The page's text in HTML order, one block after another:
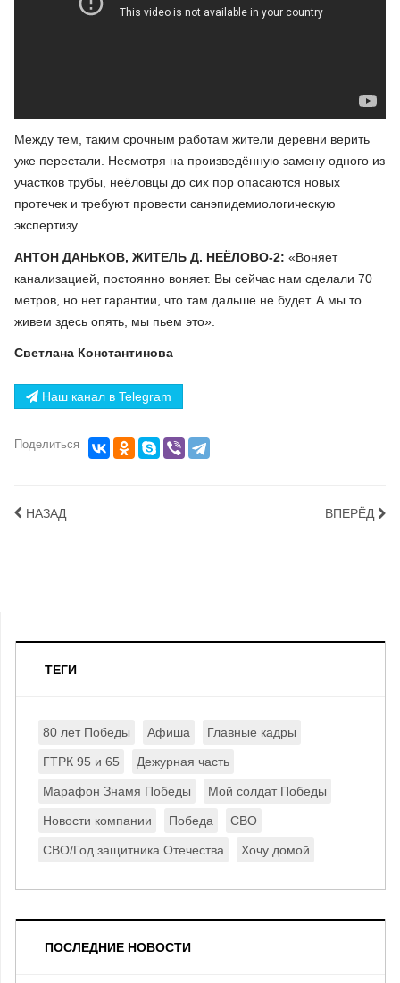
Между тем, таким срочным работам жители деревни верить
уже перестали. Несмотря на произведённую замену одного из
участков трубы, неёловцы до сих пор опасаются новых
протечек и требуют провести санэпидемиологическую
экспертизу.
АНТОН ДАНЬКОВ, ЖИТЕЛЬ Д. НЕЁЛОВО-2: «Воняет
канализацией, постоянно воняет. Вы сейчас нам сделали 70
метров, но нет гарантии, что там дальше не будет. А мы то
живем здесь опять, мы пьем это».
Светлана Константинова
Наш канал в Telegram
Поделиться
НАЗАД ВПЕРЁД
ТЕГИ
80 лет Победы Афиша Главные кадры
ГТРК 95 и 65 Дежурная часть
Марафон Знамя Победы Мой солдат Победы
Новости компании Победа СВО
СВО/Год защитника Отечества Хочу домой
ПОСЛЕДНИЕ НОВОСТИ